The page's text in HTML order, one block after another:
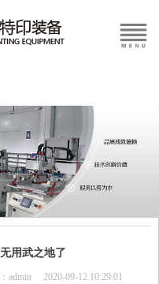
用武之地了
admin 2020-09-12 10:29:01